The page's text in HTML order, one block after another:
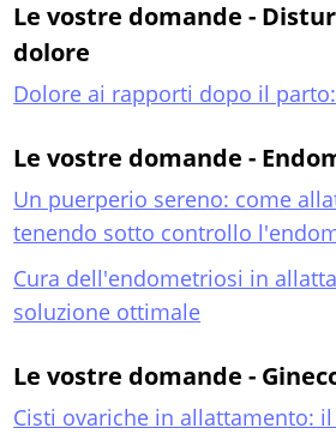
Le vostre domande -
dolore
Dolore ai rapporti dopo il
Le vostre domande -
Un puerperio sereno: come
tenendo sotto controllo
Cura dell'endometriosi in
soluzione ottimale
Le vostre domande -
Cisti ovariche in allattamento: